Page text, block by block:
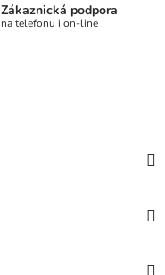
Zákaznická podpora
na telefonu i on-line